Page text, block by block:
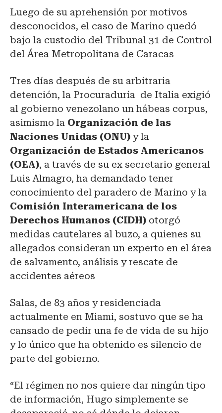
Luego de su aprehensión por motivos
desconocidos, el caso de Marino quedó
bajo la custodio del Tribunal 31 de Control
del Área Metropolitana de Caracas
Tres días después de su arbitraria
detención, la Procuraduría de Italia exigió
al gobierno venezolano un hábeas corpus,
asimismo la Organización de las
Naciones Unidas (ONU) y la
Organización de Estados Americanos
(OEA), a través de su ex secretario general
Luis Almagro, ha demandado tener
conocimiento del paradero de Marino y la
Comisión Interamericana de los
Derechos Humanos (CIDH) otorgó
medidas cautelares al buzo, a quienes su
allegados consideran un experto en el área
de salvamento, análisis y rescate de
accidentes aéreos
Salas, de 83 años y residenciada
actualmente en Miami, sostuvo que se ha
cansado de pedir una fe de vida de su hijo
y lo único que ha obtenido es silencio de
parte del gobierno.
“El régimen no nos quiere dar ningún tipo
de información, Hugo simplemente se